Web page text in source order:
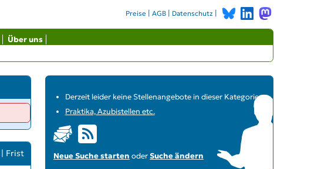
Preise |AGB | Datenschutz |
Über uns
Derzeit leider keine Stellenangebote in dieser Kategorie
Praktika, Azubistellen etc.
Neue Suche starten oderSuche ändern
Frist